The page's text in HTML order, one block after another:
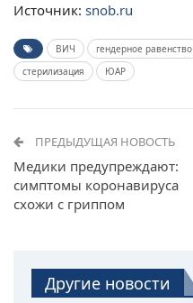
Источник: snob.ru
ВИЧ гендерное равенство
стерилизация
ЮАР
ПРЕДЫДУЩАЯ НОВОСТЬ
Медики предупреждают:
симптомы коронавируса
схожи с гриппом
Другие новости